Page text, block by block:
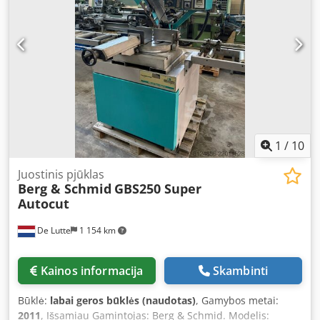
1 / 10
De Lutte 1 154 km
Juostinis pjūklas
Berg & Schmid GBS250 Super
Autocut
Kainos informacija Skambinti
Būklė: labai geros būklės (naudotas), Gamybos metai:
2011, Išsamiau Gamintojas: Berg & Schmid. Modelis: